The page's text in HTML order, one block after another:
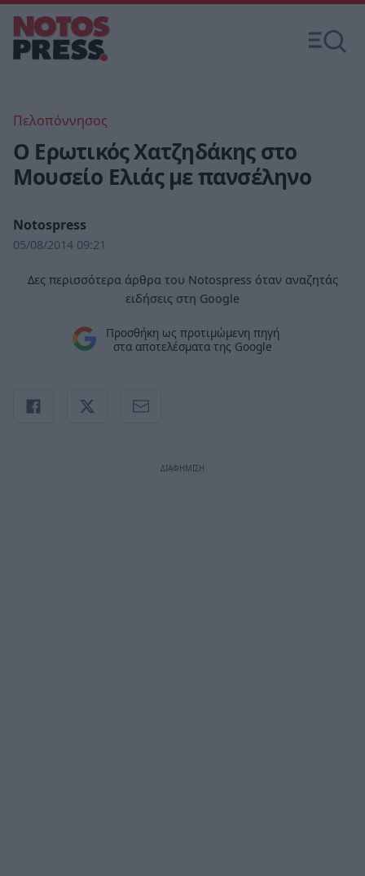
Πελοπόννησος
Ο Ερωτικός Χατζηδάκης στο
Μουσείο Ελιάς με πανσέληνο
Notospress
05/08/2014 09:21
Δες περισσότερα άρθρα του Notospress όταν αναζητάς
ειδήσεις στη Google
Προσθήκη ως προτιμώμενη πηγή
στα αποτελέσματα της Google